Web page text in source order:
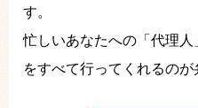
す。
忙しいあなたへの「代理
をすべて行ってくれるのが